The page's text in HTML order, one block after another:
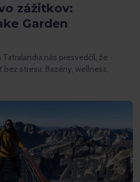
zážitkov:
Garden
nás presvedčil, že
stresu. Bazény, wellness,